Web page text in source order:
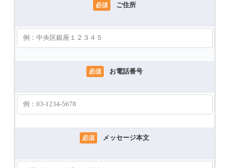
必須 ご住所
必須 お電話番号
必須 メッセージ本文